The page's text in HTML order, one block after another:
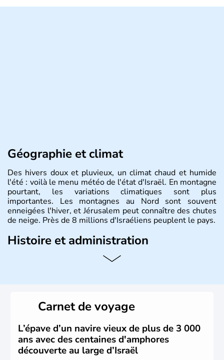
Géographie et climat
Des hivers doux et pluvieux, un climat chaud et humide
l'été : voilà le menu météo de l'état d'Israël. En montagne
pourtant, les variations climatiques sont plus
importantes. Les montagnes au Nord sont souvent
enneigées l'hiver, et Jérusalem peut connaître des chutes
de neige. Près de 8 millions d'Israéliens peuplent le pays.
Histoire et administration
L'Israël est un état de la partie est de la Méditerranée,
vrai essor économique dans le domaine des nouvelles
Carnet de voyage
L’épave d’un navire vieux de plus de 3 000
ans avec des centaines d'amphores
découverte au large d’Israël